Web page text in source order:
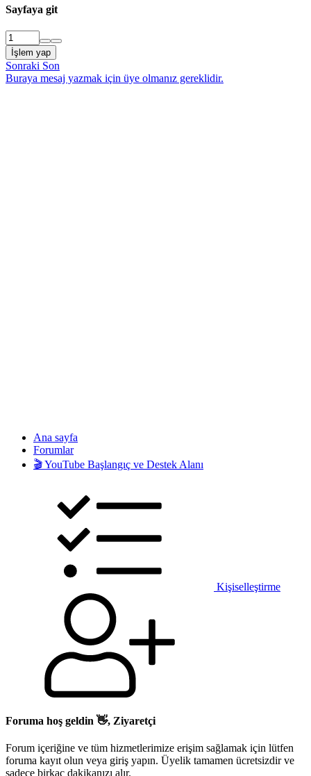
Sayfaya git
İşlem yap
Sonraki Son
Buraya mesaj yazmak için üye olmanız gereklidir.
Ana sayfa
Forumlar
🎬 YouTube Başlangıç ve Destek Alanı
Kişiselleştirme
Foruma hoş geldin 👋, Ziyaretçi
Forum içeriğine ve tüm hizmetlerimize erişim sağlamak için lütfen
foruma kayıt olun veya giriş yapın. Üyelik tamamen ücretsizdir ve
sadece birkaç dakikanızı alır.